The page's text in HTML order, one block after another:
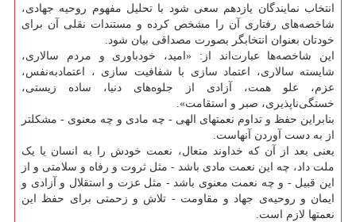
انتخاب نمایندگان یازدهم سعی شود با تحلیل مفهوم روحیه جهادی،
شاخصه‌های رفتاری آن را مشخص کرده و مستندات نقلی آن برای
خودتان بعنوان انتخابگر بصورت مصداقی بیان شود.
این شاخصه‌ها عبارت‌اند از: «امید، خودباوری و مردم سالاری،
شایسته سالاری، اعتماد سازی با شفافیت سازی ، اعتمادبه‌نفس،
عزم، علو همت، آزادی از جلوه‌های دنیا، ساده زیستی،
خستگی‌ناپذیری، صبر و استقامت».
بنابراین حفظ و تداوم نعمتهای الهی - چه مادی و چه معنوی - مشکلتر
از به ‌دست آوردن آنهاست.
یعنی بعد از آن که خداوند متعال، نعمت خودش را به انسان یا یک
ملت داد، چه این نعمت مادی باشد - مثل ثروت و رفاه و سلامتی و از
این قبیل - و چه نعمت معنوی باشد - مثل عزت و استقلال و آزادی و
ایمان و روحیه‌ی جهاد و مقاومت - تلاش و زحمتی برای حفظ این
نعمتها لازم است.